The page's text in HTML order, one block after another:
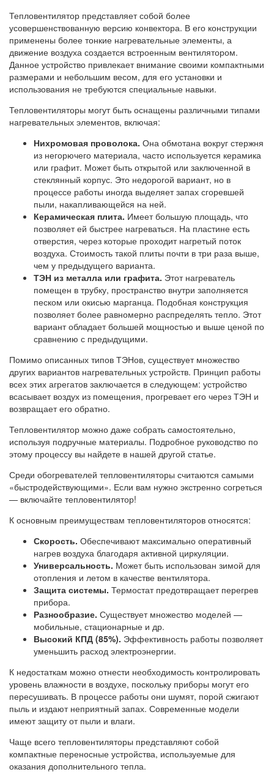
Тепловентилятор представляет собой более
усовершенствованную версию конвектора. В его конструкции
применены более тонкие нагревательные элементы, а
движение воздуха создается встроенным вентилятором.
Данное устройство привлекает внимание своими компактными
размерами и небольшим весом, для его установки и
использования не требуются специальные навыки.
Тепловентиляторы могут быть оснащены различными типами
нагревательных элементов, включая:
Нихромовая проволока. Она обмотана вокруг стержня
из негорючего материала, часто используется керамика
или графит. Может быть открытой или заключенной в
стеклянный корпус. Это недорогой вариант, но в
процессе работы иногда выделяет запах сгоревшей
пыли, накапливающейся на ней.
Керамическая плита. Имеет большую площадь, что
позволяет ей быстрее нагреваться. На пластине есть
отверстия, через которые проходит нагретый поток
воздуха. Стоимость такой плиты почти в три раза выше,
чем у предыдущего варианта.
ТЭН из металла или графита. Этот нагреватель
помещен в трубку, пространство внутри заполняется
песком или окисью марганца. Подобная конструкция
позволяет более равномерно распределять тепло. Этот
вариант обладает большей мощностью и выше ценой по
сравнению с предыдущими.
Помимо описанных типов ТЭНов, существует множество
других вариантов нагревательных устройств. Принцип работы
всех этих агрегатов заключается в следующем: устройство
всасывает воздух из помещения, прогревает его через ТЭН и
возвращает его обратно.
Тепловентилятор можно даже собрать самостоятельно,
используя подручные материалы. Подробное руководство по
этому процессу вы найдете в нашей другой статье.
Среди обогревателей тепловентиляторы считаются самыми
«быстродействующими». Если вам нужно экстренно согреться
— включайте тепловентилятор!
К основным преимуществам тепловентиляторов относятся:
Скорость. Обеспечивают максимально оперативный
нагрев воздуха благодаря активной циркуляции.
Универсальность. Может быть использован зимой для
отопления и летом в качестве вентилятора.
Защита системы. Термостат предотвращает перегрев
прибора.
Разнообразие. Существует множество моделей —
мобильные, стационарные и др.
Высокий КПД (85%). Эффективность работы позволяет
уменьшить расход электроэнергии.
К недостаткам можно отнести необходимость контролировать
уровень влажности в воздухе, поскольку приборы могут его
пересушивать. В процессе работы они шумят, порой сжигают
пыль и издают неприятный запах. Современные модели
имеют защиту от пыли и влаги.
Чаще всего тепловентиляторы представляют собой
компактные переносные устройства, используемые для
оказания дополнительного тепла.